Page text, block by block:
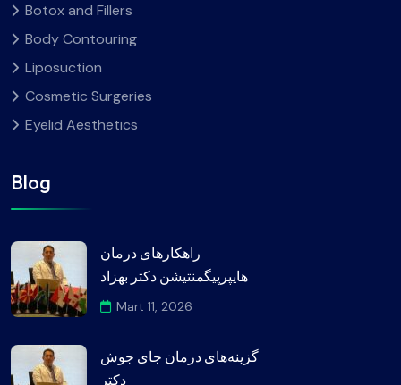
Botox and Fillers
Body Contouring
Liposuction
Cosmetic Surgeries
Eyelid Aesthetics
Blog
راهکارهای درمان
هایپرپیگمنتیشن دکتر بهزاد
Mart 11, 2026
گزینه‌های درمان جای جوش
دکتر